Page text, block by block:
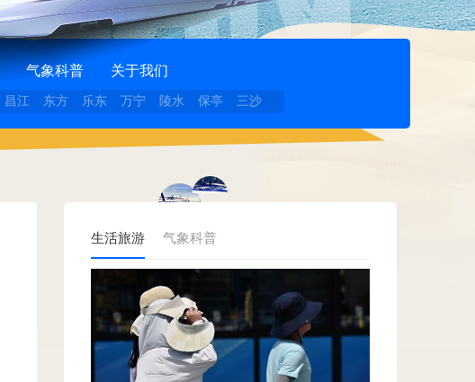
气象科普 关于我们
昌江 东方 乐东 万宁 陵水 保亭 三沙
生活旅游 气象科普